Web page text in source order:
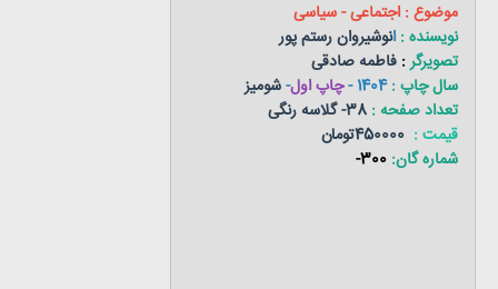
موضوع : اجتماعی - سیاسی
نویسنده : انوشیروان رستم پور
تصویرگر: فاطمه صادقی
سال چاپ :1404
-چاپ اول-شومیز
تعداد صفحه : 38- گلاسه رنگی
قیمت : 450000تومان
شماره گان: